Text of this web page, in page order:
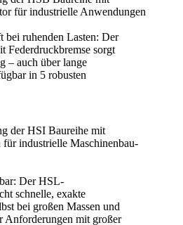
bei ruhenden Lasten: Der
Federdruckbremse sorgt
– auch über lange
in 5 robusten
Der HSL-
schnelle, exakte
bei großen Massen und
Anforderungen mit großer